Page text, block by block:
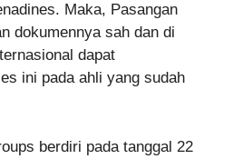
Maka, Pasangan
dokumennya sah dan di
dapat
ini pada ahli yang sudah
berdiri pada tanggal 22